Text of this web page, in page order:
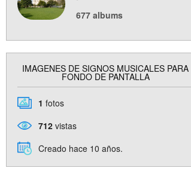
677 albums
IMAGENES DE SIGNOS MUSICALES PARA
FONDO DE PANTALLA
1 fotos
712 vistas
Creado hace 10 años.